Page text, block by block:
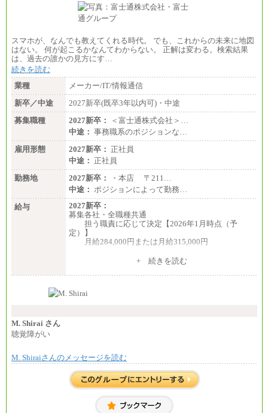
スマホが、なんでも教えてくれる時代。 でも、これからの未来に地図
はない。 何が起こるかなんてわからない。 正解は変わる。検索結果
は、過去の誰かの見方にす…
続きを読む
業種
メーカー/IT/情報通信
新卒／中途
2027新卒(既卒3年以内可)・中途
募集職種
2027新卒：
＜富士通株式会社＞…
中途： 事務職系のポジションな…
雇用形態
2027新卒： 正社員
中途： 正社員
勤務地
2027新卒：
・本店 〒211…
中途： ポジションによって勤務…
給与
2027新卒：
募集各社・全職種共通
担う職責に応じて決定【2026年1月時点（予
定）】
月給284,000円または月給315,000円
※入社後早期から、自律的な業務遂行が求めら
す。
い職責を担う方については、さらに高い金額を個別
※上記に加え、所定労働時間外に勤務をした場
※試用期間中も給与に変更はございません。
＜募集各社・全職種共通＞
+ 続きを読む
M. Shirai さん
聴覚障がい
M. Shiraiさんのメッセージを読む